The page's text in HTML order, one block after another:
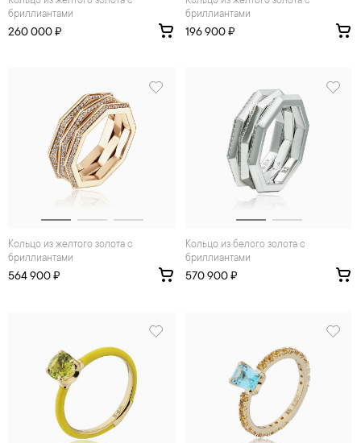
бриллиантами
260 000 ₽
бриллиантами
196 900 ₽
Кольцо из желтого золота с
бриллиантами
564 900 ₽
Кольцо из белого золота с
бриллиантами
570 900 ₽